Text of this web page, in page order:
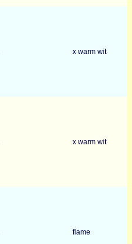
x warm wit
x warm wit
flame